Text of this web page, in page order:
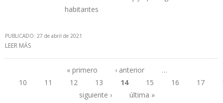
habitantes
PUBLICADO: 27 de abril de 2021
LEER MÁS
Páginas
« primero ‹ anterior
…
10
11 12 13 14 15 16 17
siguiente ›
última »